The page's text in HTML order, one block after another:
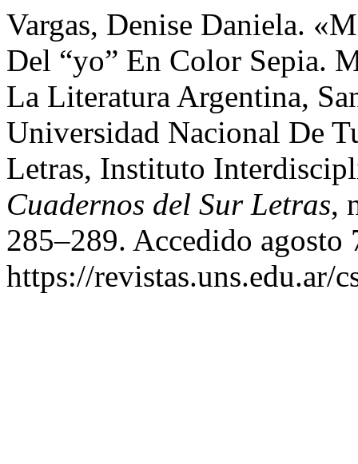
Vargas, Denise Daniela.
Del “yo” En Color Sepia.
La Literatura Argentina,
Universidad Nacional De
Letras, Instituto
Cuadernos del Sur Letras,
285–289. Accedido agosto
https://revistas.uns.edu.ar/